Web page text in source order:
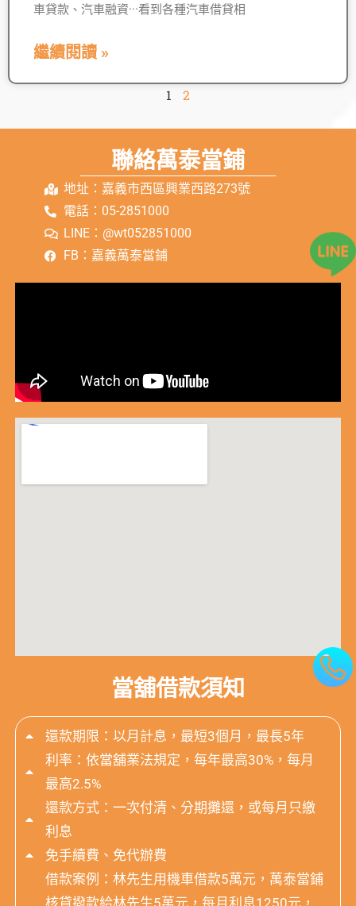
車貸款、汽車融資···看到各種汽車借貸相
繼續閱讀 »
1 2
當舖借款須知
還款期限：以月計息，最短3個月，最長5年
利率：依當舖業法規定，每年最高30%，每月
最高2.5%
還款方式：一次付清、分期攤還，或每月只繳
利息
免手續費、免代辦費
借款案例：林先生用機車借款5萬元，萬泰當鋪
核貸撥款給林先生5萬元，每月利息1250元，
聯絡萬泰當鋪
地址：嘉義市西區興業西路273號
電話：05-2851000
LINE：@wt052851000
FB：嘉義萬泰當鋪